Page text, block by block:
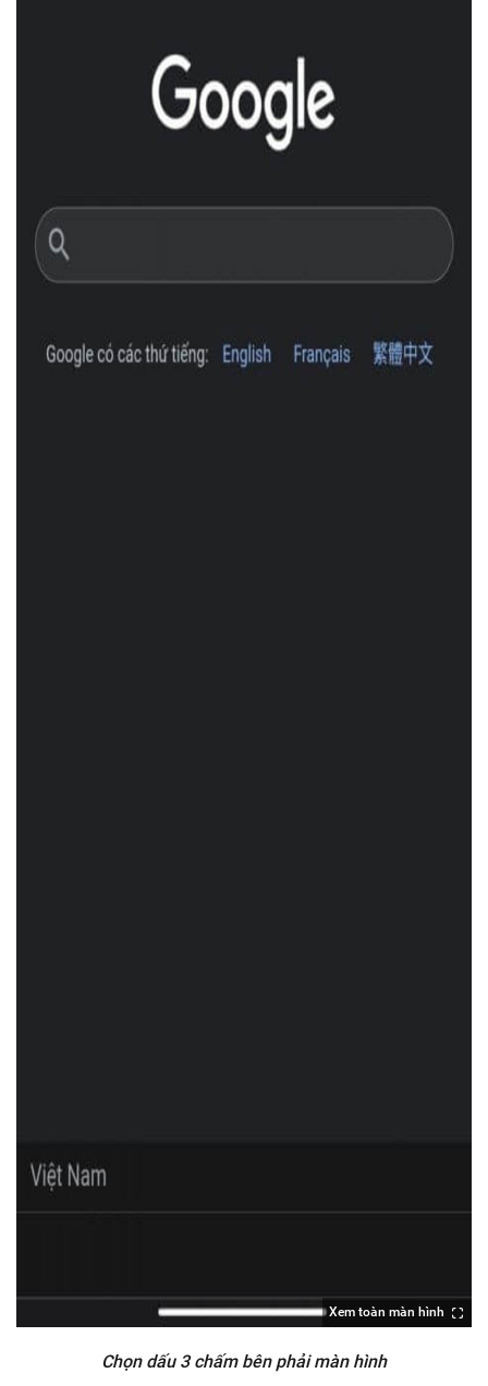
Xem toàn màn hình
Chọn dấu 3 chấm bên phải màn hình